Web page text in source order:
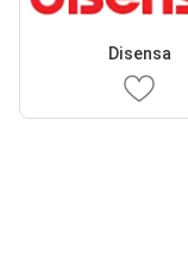
Disensa